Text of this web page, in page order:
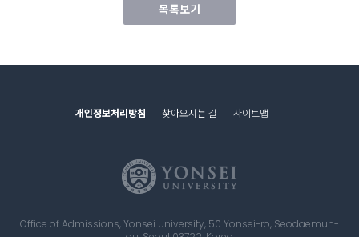
목록보기
개인정보처리방침 찾아오시는 길 사이트맵
Office of Admissions, Yonsei University, 50 Yonsei-ro, Seodaemun-